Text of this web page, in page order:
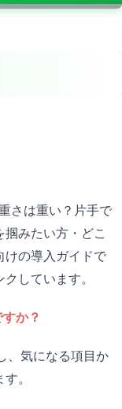
さは重い？片手で
みたい方・どこ
けの導入ガイドで
しています。
か？
、気になる項目か
。